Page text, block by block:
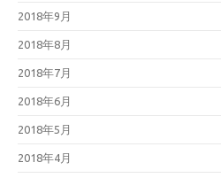
2018年9月
2018年8月
2018年7月
2018年6月
2018年5月
2018年4月